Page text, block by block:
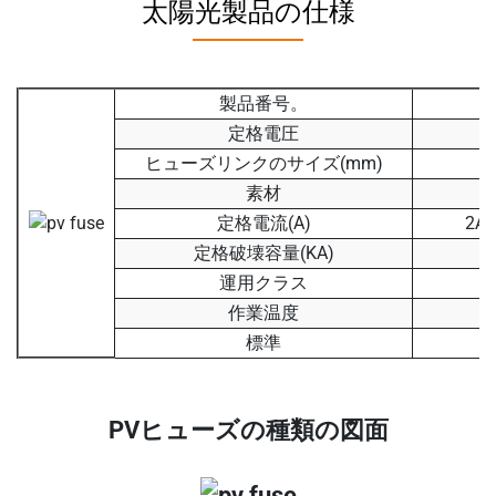
太陽光製品の仕様
製品番号。
定格電圧
ヒューズリンクのサイズ(mm)
素材
定格電流(A)
2A
定格破壊容量(KA)
運用クラス
作業温度
標準
PVヒューズの種類の図面